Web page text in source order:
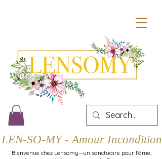
LEN-SO-MY - Amour
Bienvenue chez Lensomy—un sanctuaire pour l'âme,